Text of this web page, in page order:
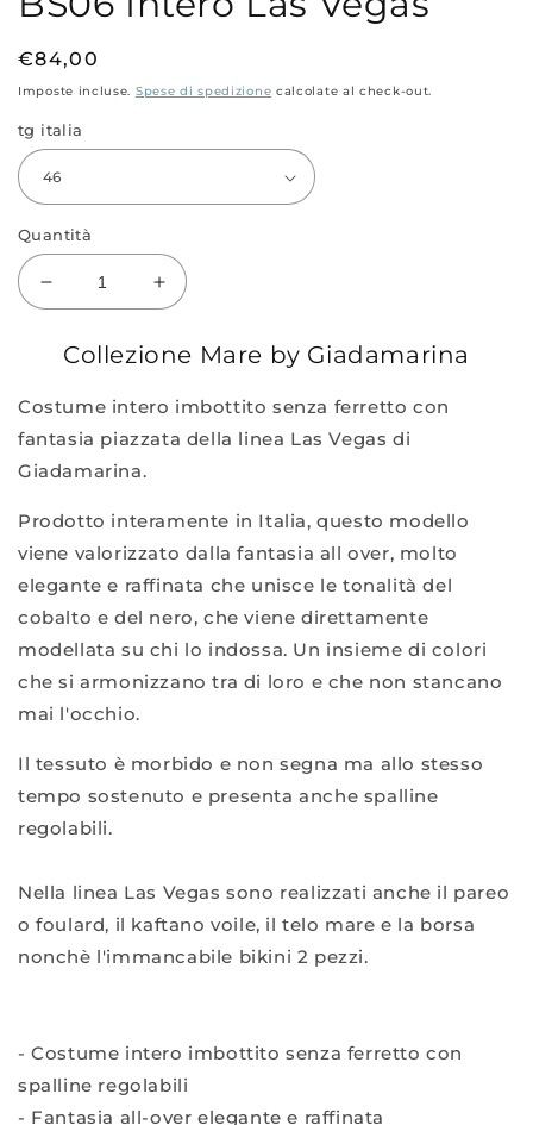
in
modale
Prezzo
di
€84,00
Imposte incluse. Spese di spedizione calcolate al check-out.
tg italia
Quantità
Diminuisci
quantità
per
BS06
Las
Vegas
Aumenta
quantità
BS06
Las
Vegas
Collezione Mare by Giadamarina
Costume intero imbottito senza ferretto con
fantasia piazzata della linea Las Vegas di
Giadamarina.
Prodotto interamente in Italia, questo modello
viene valorizzato dalla fantasia all over, molto
elegante e raffinata che unisce le tonalità del
cobalto e del nero, che viene direttamente
modellata su chi lo indossa. Un insieme di colori
che si armonizzano tra di loro e che non stancano
mai l'occhio.
Il tessuto è morbido e non segna ma allo stesso
tempo sostenuto e presenta anche spalline
regolabili.
Nella linea Las Vegas sono realizzati anche il pareo
o foulard, il kaftano voile, il telo mare e la borsa
nonchè l'immancabile bikini 2 pezzi.
- Costume intero imbottito senza ferretto con
spalline regolabili
- Fantasia all-over elegante e raffinata